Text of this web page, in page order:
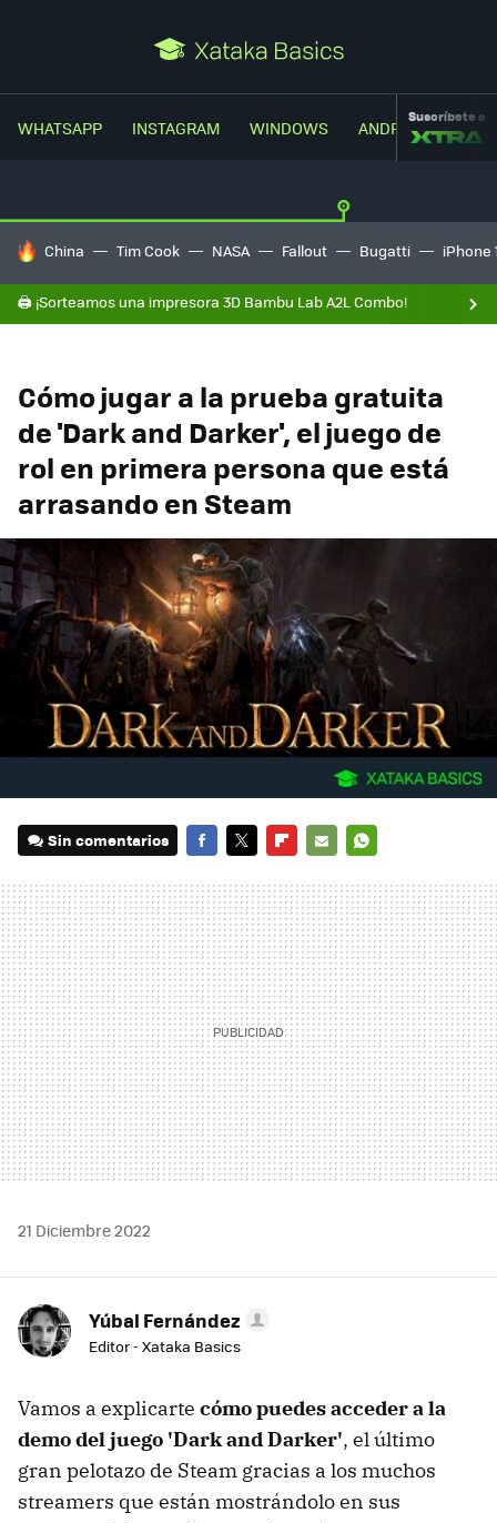
WHATSAPP INSTAGRAM WINDOWS ANDROIDSuscríbete a
HOY SE HABLA DE
China Tim Cook NASA Fallout Bugatti iPhone
🖨️ ¡Sorteamos una impresora 3D Bambu Lab A2L Combo!
Cómo jugar a la prueba gratuita
de 'Dark and Darker', el juego de
rol en primera persona que está
arrasando en Steam
Sin comentarios
MAIL
21 Diciembre 2022
Yúbal Fernández
Editor - Xataka Basics
Vamos a explicarte cómo puedes acceder a la
demo del juego 'Dark and Darker', el último
gran pelotazo de Steam gracias a los muchos
streamers que están mostrándolo en sus